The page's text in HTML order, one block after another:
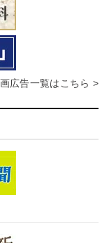
広告一覧はこちら >